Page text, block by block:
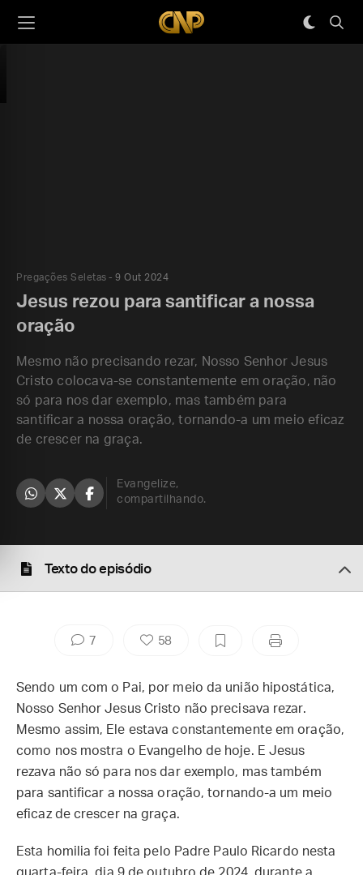
Pregações Seletas 9 Out 2024
Jesus rezou para santificar a nossa
oração
Mesmo não precisando rezar, Nosso Senhor Jesus
Cristo colocava-se constantemente em oração, não
só para nos dar exemplo, mas também para
santificar a nossa oração, tornando-a um meio eficaz
de crescer na graça.
Evangelize,
compartilhando.
Texto do episódio
7 58
Sendo um com o Pai, por meio da união hipostática,
Nosso Senhor Jesus Cristo não precisava rezar.
Mesmo assim, Ele estava constantemente em oração,
como nos mostra o Evangelho de hoje. E Jesus
rezava não só para nos dar exemplo, mas também
para santificar a nossa oração, tornando-a um meio
eficaz de crescer na graça.
Esta homilia foi feita pelo Padre Paulo Ricardo nesta